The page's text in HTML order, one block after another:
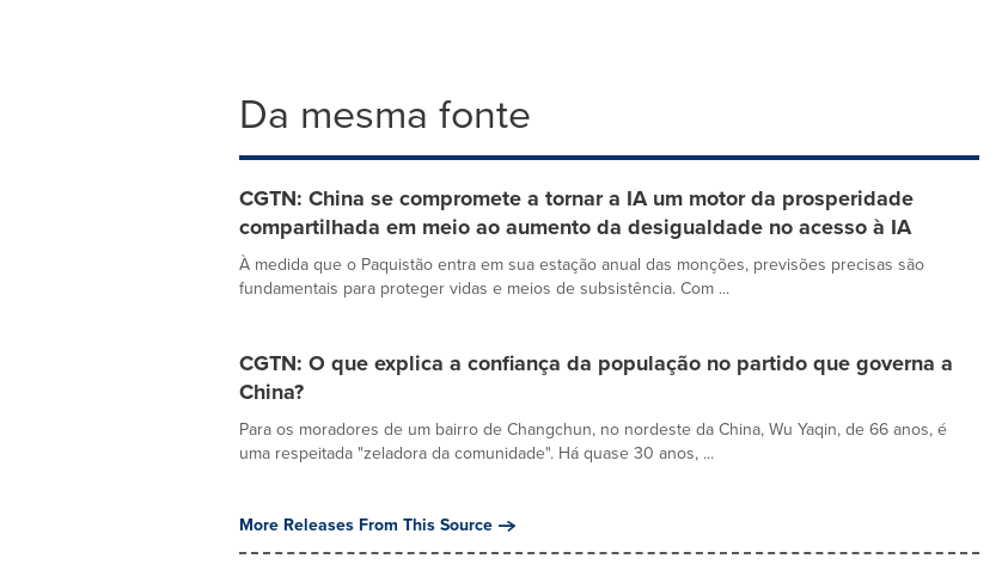
Da mesma fonte
CGTN: China se compromete a tornar a IA um motor da prosperidade
compartilhada em meio ao aumento da desigualdade no acesso à IA
À medida que o Paquistão entra em sua estação anual das monções, previsões precisas são
fundamentais para proteger vidas e meios de subsistência. Com ...
CGTN: O que explica a confiança da população no partido que governa a
China?
Para os moradores de um bairro de Changchun, no nordeste da China, Wu Yaqin, de 66 anos, é
uma respeitada "zeladora da comunidade". Há quase 30 anos, ...
More Releases From This Source